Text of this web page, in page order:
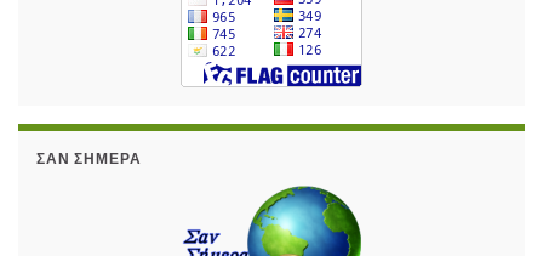
ΣΑΝ ΣΉΜΕΡΑ